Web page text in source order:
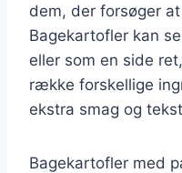
dem, der forsøger
Bagekartofler kan
eller som en side
række forskellige
ekstra smag og
Bagekartofler med